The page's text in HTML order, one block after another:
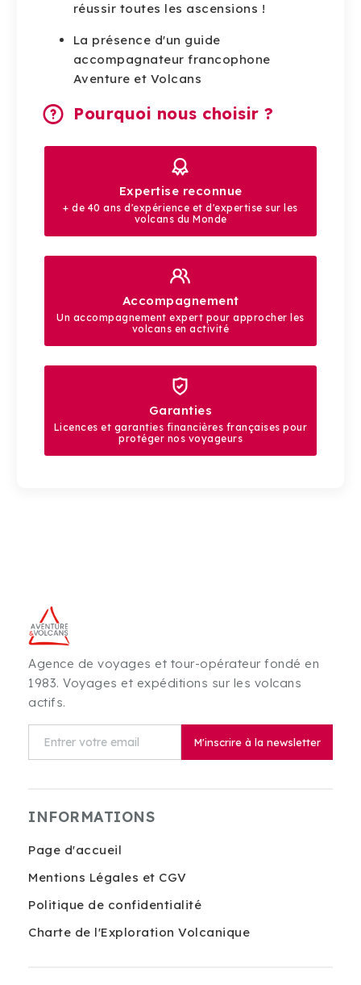
réussir toutes les ascensions !
La présence d'un guide
accompagnateur francophone
Aventure et Volcans
Pourquoi nous choisir ?
Expertise reconnue
+ de 40 ans d'expérience et d'expertise sur les
volcans du Monde
Accompagnement
Un accompagnement expert pour approcher les
volcans en activité
Garanties
Licences et garanties financières françaises pour
protéger nos voyageurs
Agence de voyages et tour-opérateur fondé en
1983. Voyages et expéditions sur les volcans
actifs.
M'inscrire à la newsletter
INFORMATIONS
Page d'accueil
Mentions Légales et CGV
Politique de confidentialité
Charte de l'Exploration Volcanique